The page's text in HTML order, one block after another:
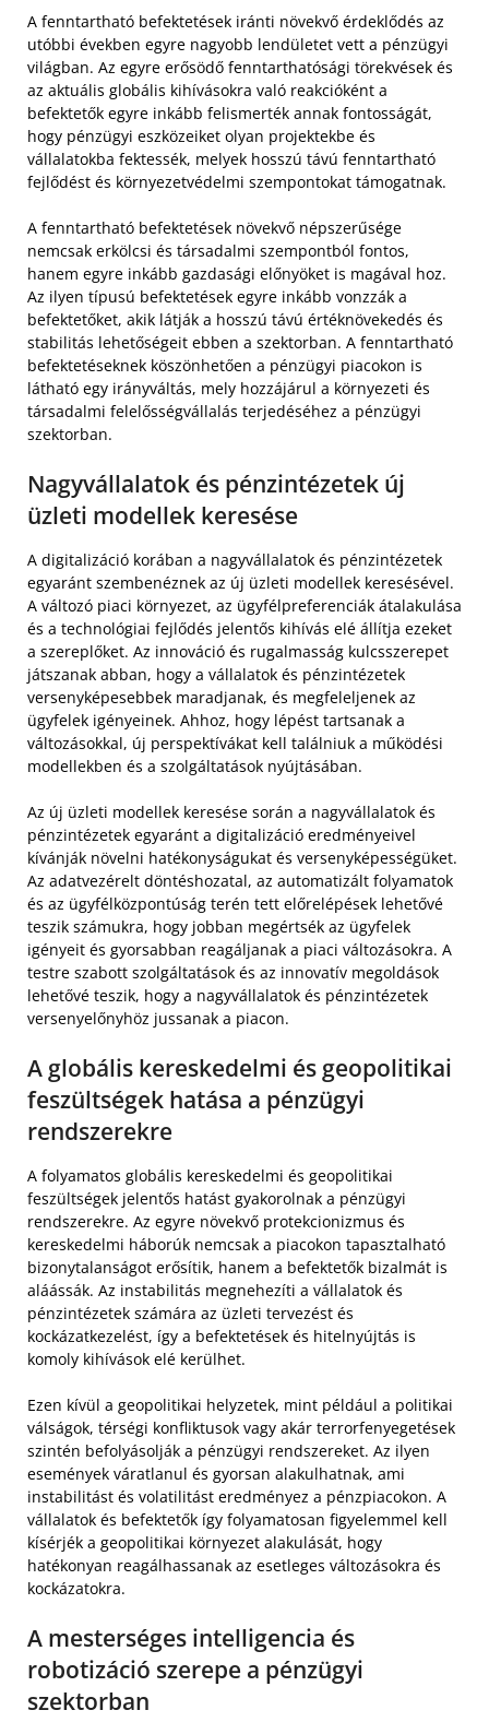
A fenntartható befektetések iránti növekvő érdeklődés az
utóbbi években egyre nagyobb lendületet vett a pénzügyi
világban. Az egyre erősödő fenntarthatósági törekvések és
az aktuális globális kihívásokra való reakcióként a
befektetők egyre inkább felismerték annak fontosságát,
hogy pénzügyi eszközeiket olyan projektekbe és
vállalatokba fektessék, melyek hosszú távú fenntartható
fejlődést és környezetvédelmi szempontokat támogatnak.
A fenntartható befektetések növekvő népszerűsége
nemcsak erkölcsi és társadalmi szempontból fontos,
hanem egyre inkább gazdasági előnyöket is magával hoz.
Az ilyen típusú befektetések egyre inkább vonzzák a
befektetőket, akik látják a hosszú távú értéknövekedés és
stabilitás lehetőségeit ebben a szektorban. A fenntartható
befektetéseknek köszönhetően a pénzügyi piacokon is
látható egy irányváltás, mely hozzájárul a környezeti és
társadalmi felelősségvállalás terjedéséhez a pénzügyi
szektorban.
Nagyvállalatok és pénzintézetek új
üzleti modellek keresése
A digitalizáció korában a nagyvállalatok és pénzintézetek
egyaránt szembenéznek az új üzleti modellek keresésével.
A változó piaci környezet, az ügyfélpreferenciák átalakulása
és a technológiai fejlődés jelentős kihívás elé állítja ezeket
a szereplőket. Az innováció és rugalmasság kulcsszerepet
játszanak abban, hogy a vállalatok és pénzintézetek
versenyképesebbek maradjanak, és megfeleljenek az
ügyfelek igényeinek. Ahhoz, hogy lépést tartsanak a
változásokkal, új perspektívákat kell találniuk a működési
modellekben és a szolgáltatások nyújtásában.
Az új üzleti modellek keresése során a nagyvállalatok és
pénzintézetek egyaránt a digitalizáció eredményeivel
kívánják növelni hatékonyságukat és versenyképességüket.
Az adatvezérelt döntéshozatal, az automatizált folyamatok
és az ügyfélközpontúság terén tett előrelépések lehetővé
teszik számukra, hogy jobban megértsék az ügyfelek
igényeit és gyorsabban reagáljanak a piaci változásokra. A
testre szabott szolgáltatások és az innovatív megoldások
lehetővé teszik, hogy a nagyvállalatok és pénzintézetek
versenyelőnyhöz jussanak a piacon.
A globális kereskedelmi és geopolitikai
feszültségek hatása a pénzügyi
rendszerekre
A folyamatos globális kereskedelmi és geopolitikai
feszültségek jelentős hatást gyakorolnak a pénzügyi
rendszerekre. Az egyre növekvő protekcionizmus és
kereskedelmi háborúk nemcsak a piacokon tapasztalható
bizonytalanságot erősítik, hanem a befektetők bizalmát is
aláássák. Az instabilitás megnehezíti a vállalatok és
pénzintézetek számára az üzleti tervezést és
kockázatkezelést, így a befektetések és hitelnyújtás is
komoly kihívások elé kerülhet.
Ezen kívül a geopolitikai helyzetek, mint például a politikai
válságok, térségi konfliktusok vagy akár terrorfenyegetések
szintén befolyásolják a pénzügyi rendszereket. Az ilyen
események váratlanul és gyorsan alakulhatnak, ami
instabilitást és volatilitást eredményez a pénzpiacokon. A
vállalatok és befektetők így folyamatosan figyelemmel kell
kísérjék a geopolitikai környezet alakulását, hogy
hatékonyan reagálhassanak az esetleges változásokra és
kockázatokra.
A mesterséges intelligencia és
robotizáció szerepe a pénzügyi
szektorban